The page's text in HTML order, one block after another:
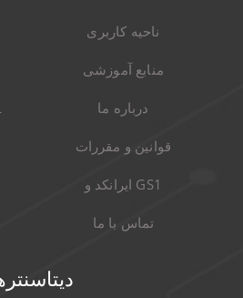
ناحیه کاربری
منابع آموزشی
درباره ما
قوانین و مقررات
ایرانکد و GS1
تماس با ما